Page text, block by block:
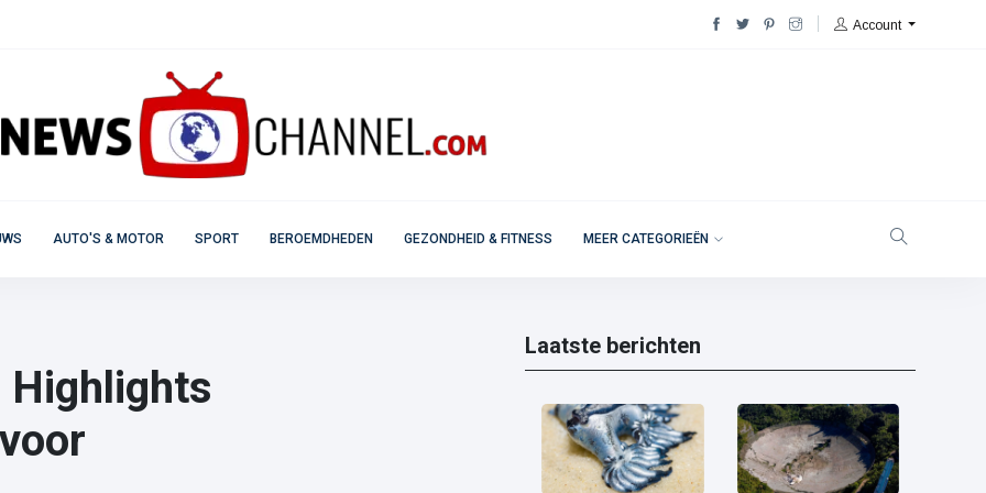
Account
AUTO'S & MOTOR SPORT BEROEMDHEDEN GEZONDHEID & FITNESS MEER CATEGORIEËN
Highlights
Laatste berichten